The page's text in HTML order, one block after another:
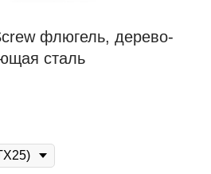
флюгель, дерево-
сталь